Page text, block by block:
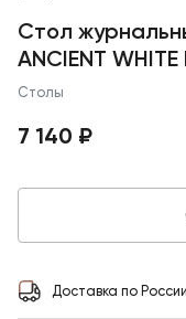
Стол
ANCIENT
Столы
7 140 ₽
Доставка по